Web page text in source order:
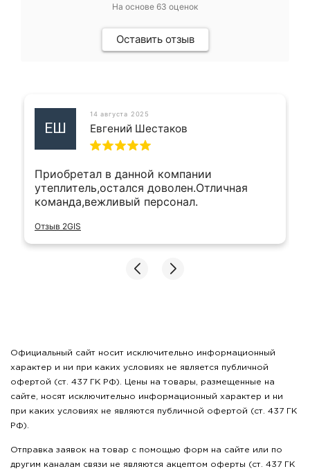
На основе 63 оценок
Оставить отзыв
ЕШ
14 августа 2025
Евгений Шестаков
Приобретал в данной компании
утеплитель,остался доволен.Отличная
команда,вежливый персонал.
Отзыв 2GIS
Официальный сайт носит исключительно информационный
характер и ни при каких условиях не является публичной
офертой (ст. 437 ГК РФ). Цены на товары, размещенные на
сайте, носят исключительно информационный характер и ни
при каких условиях не являются публичной офертой (ст. 437 ГК
РФ).
Отправка заявок на товар с помощью форм на сайте или по
другим каналам связи не являются акцептом оферты (ст. 437 ГК